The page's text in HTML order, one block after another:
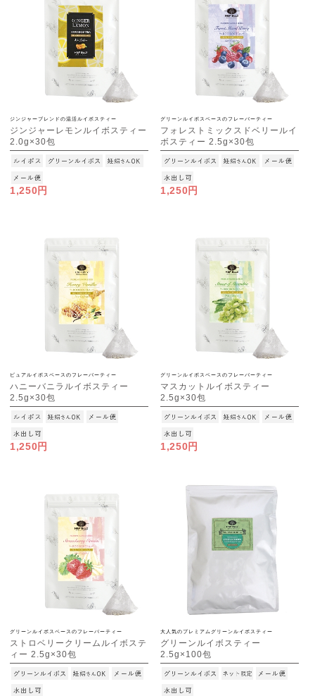
ジンジャーブレンドの温活ルイボスティー
ジンジャーレモンルイボスティー
2.0g×30包
[M便 1/3]
1,250円
グリーンルイボスベースのフレーバーティー
フォレストミックスドベリールイ
ボスティー 2.5g×30包
[M便 1/3]
1,250円
ピュアルイボスベースのフレーバーティー
ハニーバニラルイボスティー
2.5g×30包
[M便 1/3]
1,250円
グリーンルイボスベースのフレーバーティー
マスカットルイボスティー
2.5g×30包
[M便 1/3]
1,250円
グリーンルイボスベースのフレーバーティー
ストロベリークリームルイボステ
ィー 2.5g×30包
[M便 1/3]
大人気のプレミアムグリーンルイボスティー
グリーンルイボスティー
2.5g×100包
[M便 1/1]